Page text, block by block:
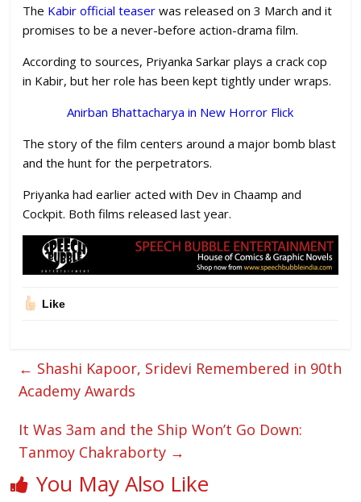
The Kabir official teaser was released on 3 March and it
promises to be a never-before action-drama film.
According to sources, Priyanka Sarkar plays a crack cop
in Kabir, but her role has been kept tightly under wraps.
Anirban Bhattacharya in New Horror Flick
The story of the film centers around a major bomb blast
and the hunt for the perpetrators.
Priyanka had earlier acted with Dev in Chaamp and
Cockpit. Both films released last year.
Like
← Shashi Kapoor, Sridevi Remembered in 90th
Academy Awards
It Was 3am and the Ship Won’t Go Down:
Tanmoy Chakraborty →
You May Also Like